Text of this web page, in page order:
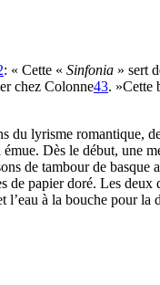
: « Cette « Sinfonia » sert
chez Colonne43. »Cette
lyrisme romantique,
Dès le début, une
de tambour de basque
de papier doré. Les
à la bouche pour la